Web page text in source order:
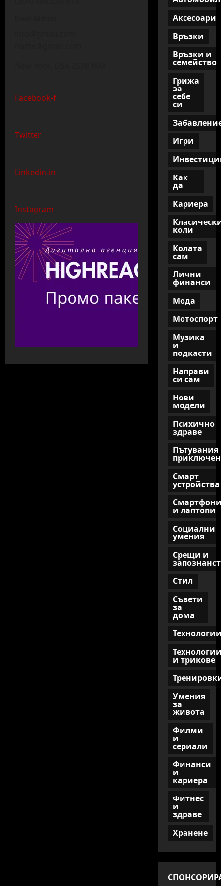
Facebook-f
Twitter
Linkedin-in
Instagram
Аксесоари
Връзки
Връзки и
семейство
Грижа
за
себе
си
Игри
Как
да
Кариера
коли
Колата
сам
Лични
финанси
Мода
Мотоспорт
Музика
и
подкасти
Направи
си сам
Нови
модели
Психично
здраве
Пътувания
Смарт
устройства
Смартфони
и лаптопи
Социални
умения
Срещи и
Стил
Съвети
за
дома
Технологии
Технологии
и трикове
Умения
за
живота
Филми
и
сериали
Финанси
и
кариера
Фитнес
и
здраве
Хранене